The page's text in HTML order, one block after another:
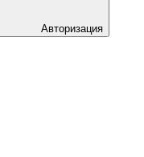
Авторизация